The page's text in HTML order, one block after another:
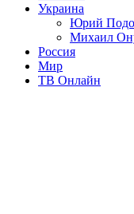
Украина
Юрий
Михаил
Россия
Мир
ТВ Онлайн